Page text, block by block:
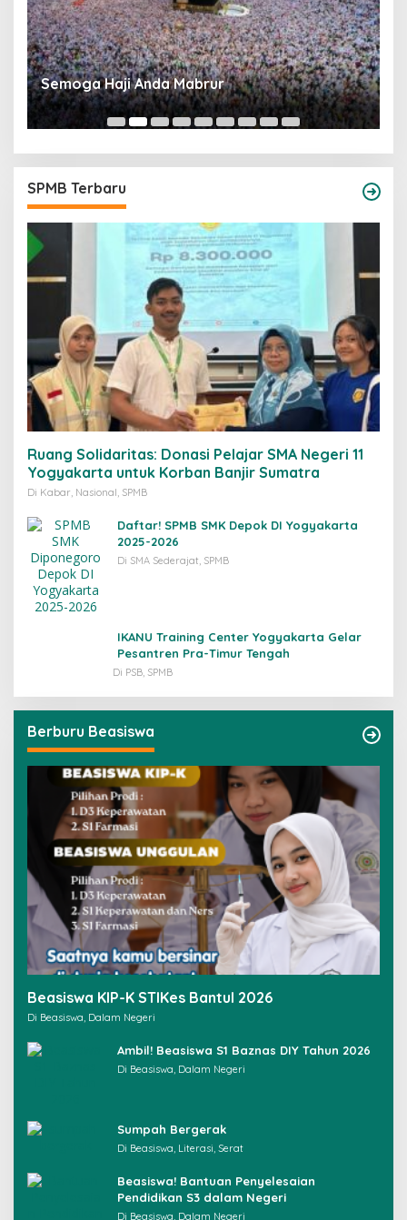
Semoga Haji Anda Mabrur
SPMB Terbaru
Ruang Solidaritas: Donasi Pelajar SMA Negeri 11
Yogyakarta untuk Korban Banjir Sumatra
Di Kabar, Nasional, SPMB
Daftar! SPMB SMK Depok DI Yogyakarta
2025-2026
Di SMA Sederajat, SPMB
IKANU Training Center Yogyakarta Gelar
Pesantren Pra-Timur Tengah
Di PSB, SPMB
Berburu Beasiswa
Beasiswa KIP-K STIKes Bantul 2026
Di Beasiswa, Dalam Negeri
Ambil! Beasiswa S1 Baznas DIY Tahun 2026
Di Beasiswa, Dalam Negeri
Sumpah Bergerak
Di Beasiswa, Literasi, Serat
Beasiswa! Bantuan Penyelesaian
Pendidikan S3 dalam Negeri
Di Beasiswa, Dalam Negeri